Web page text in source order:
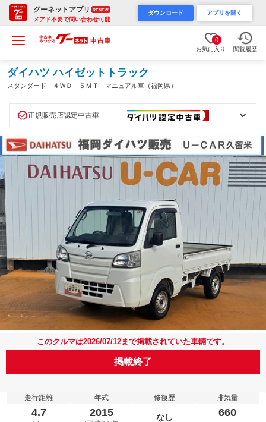
グーネットアプリ RENEW
メアド不要で問い合わせ可能
ダウンロード アプリを開く
0
お気に入り 閲覧履歴
ダイハツ ハイゼットトラック
スタンダード ４ＷＤ ５ＭＴ マニュアル車（福岡県）
正規販売店認定中古車
このクルマは2026/07/12まで掲載されていた車輛です。
掲載終了
走行距離
4.7
年式
2015
修復歴
なし
排気量
660